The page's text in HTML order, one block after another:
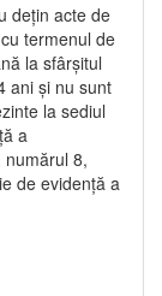
dețin acte de
termenul de
la sfârșitul
ani și nu sunt
la sediul
a
numărul 8,
de evidență a